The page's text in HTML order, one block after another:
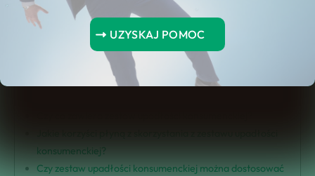
UZYSKAJ POMOC
Spis Treści
Upadłość konsumencka 2024 zestawy
Co zawiera zestaw upadłości konsumenckiej?
Korzyści płynące z skorzystania z zestawu upadłości
konsumenckiej?
Czy zestaw upadłości konsumenckiej można dostosować